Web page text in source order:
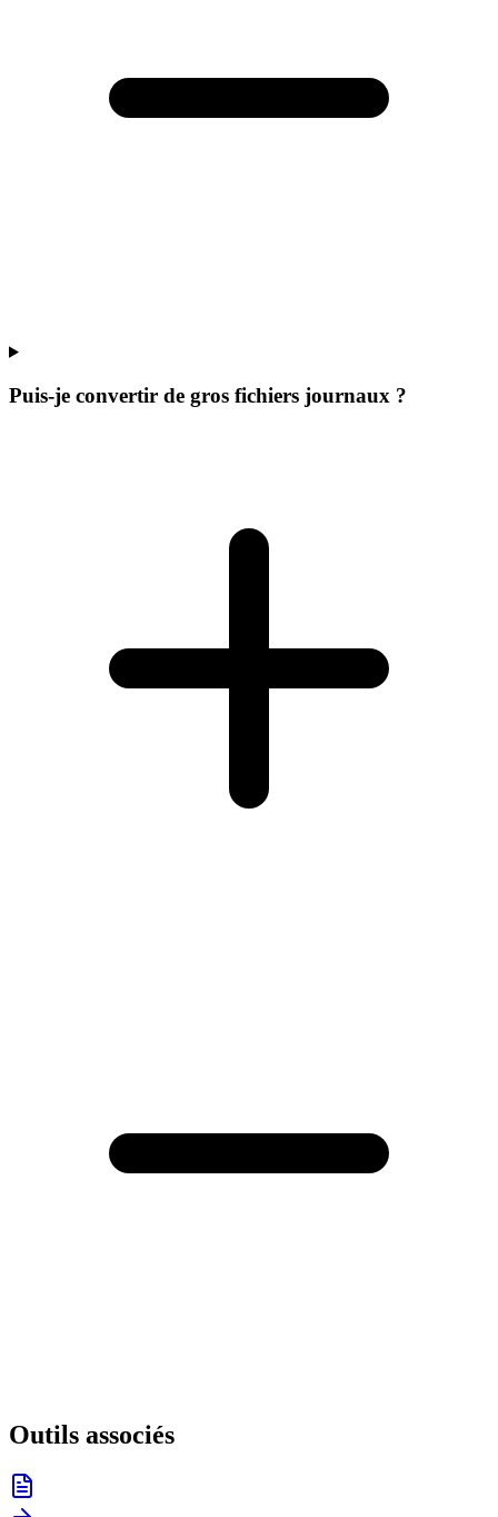
Puis-je convertir de gros fichiers journaux ?
Outils associés